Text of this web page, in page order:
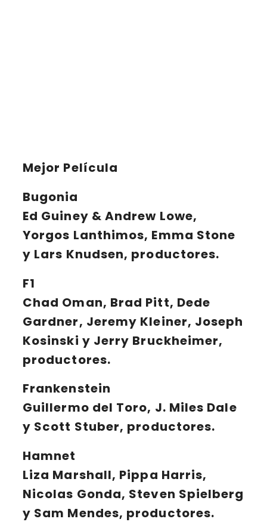
Mejor Película
Bugonia
Ed Guiney & Andrew Lowe,
Yorgos Lanthimos, Emma Stone
y Lars Knudsen, productores.
F1
Chad Oman, Brad Pitt, Dede
Gardner, Jeremy Kleiner, Joseph
Kosinski y Jerry Bruckheimer,
productores.
Frankenstein
Guillermo del Toro, J. Miles Dale
y Scott Stuber, productores.
Hamnet
Liza Marshall, Pippa Harris,
Nicolas Gonda, Steven Spielberg
y Sam Mendes, productores.